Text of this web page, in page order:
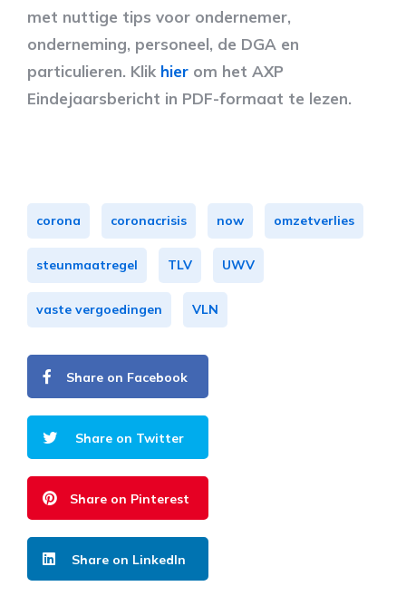
met nuttige tips voor ondernemer,
onderneming, personeel, de DGA en
particulieren. Klik hier om het AXP
Eindejaarsbericht in PDF-formaat te lezen.
corona coronacrisis now omzetverlies
steunmaatregel TLV UWV
vaste vergoedingen VLN
Share on Facebook
Share on Twitter
Share on Pinterest
Share on LinkedIn